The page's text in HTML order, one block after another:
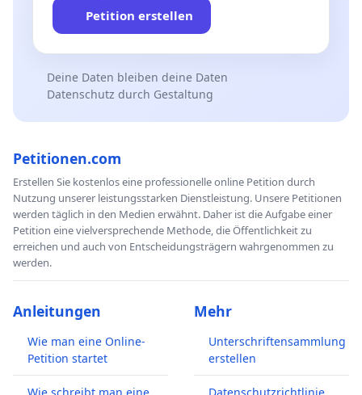
Petition erstellen
Deine Daten bleiben deine Daten
Datenschutz durch Gestaltung
Petitionen.com
Erstellen Sie kostenlos eine professionelle online Petition durch
Nutzung unserer leistungsstarken Dienstleistung. Unsere Petitionen
werden täglich in den Medien erwähnt. Daher ist die Aufgabe einer
Petition eine vielversprechende Methode, die Öffentlichkeit zu
erreichen und auch von Entscheidungsträgern wahrgenommen zu
werden.
Anleitungen
Wie man eine Online-
Petition startet
Mehr
Unterschriftensammlung
erstellen